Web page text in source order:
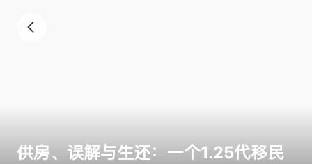
供房、误解与生还：一个1.25代移民